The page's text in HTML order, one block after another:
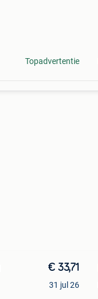
Topadvertentie
€ 33,71
31 jul 26